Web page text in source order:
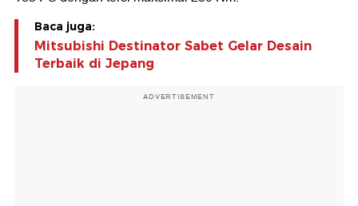
Baca juga:
Mitsubishi Destinator Sabet Gelar Desain
Terbaik di Jepang
ADVERTISEMENT